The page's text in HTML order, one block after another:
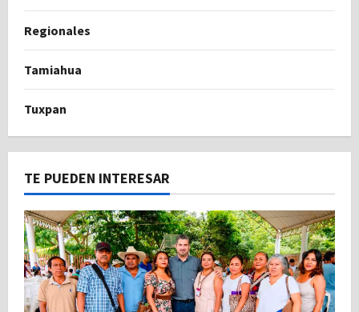
Regionales
Tamiahua
Tuxpan
TE PUEDEN INTERESAR